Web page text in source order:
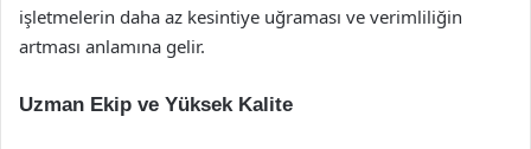
işletmelerin daha az kesintiye uğraması ve verimliliğin
artması anlamına gelir.
Uzman Ekip ve Yüksek Kalite